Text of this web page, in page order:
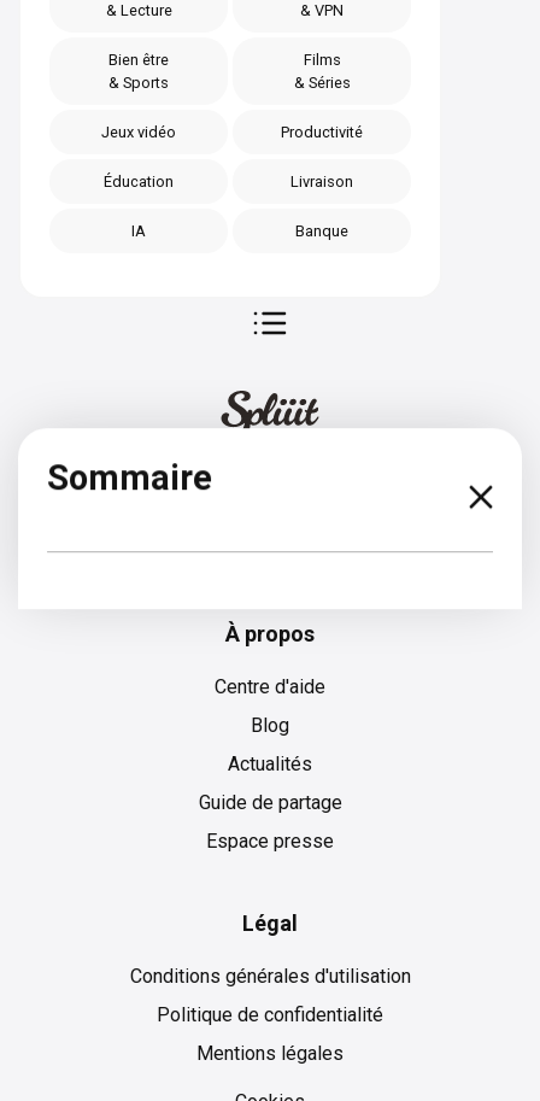
& Lecture
& VPN
Bien être
& Sports
Films
& Séries
Jeux vidéo Productivité
Éducation Livraison
IA Banque
Sommaire
À propos
Centre d'aide
Blog
Actualités
Guide de partage
Espace presse
Légal
Conditions générales d'utilisation
Politique de confidentialité
Mentions légales